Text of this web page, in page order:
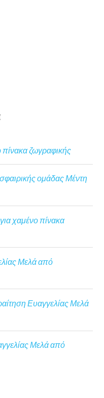
ζωγραφικής
ομάδας Μέντη
χαμένο πίνακα
Μελά από
Ευαγγελίας Μελά
Μελά από